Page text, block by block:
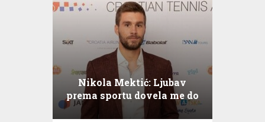
Nikola Mektić: Ljubav
prema sportu dovela me do
prvog mjesta